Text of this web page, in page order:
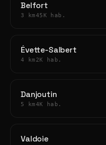
Belfort
3 km45K hab.
Évette-Salbert
4 km 2K hab.
Danjoutin
5 km4K hab.
Valdoie